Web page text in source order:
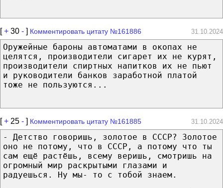
[+ 30 - ] Комментировать цитату №161886 31.10.2024
Оружейные бароны автоматами в окопах не
целятся, производители сигарет их не курят,
производители спиртных напитков их не пьют
и руководители банков заработной платой
тоже не пользуются...
[+ 25 - ] Комментировать цитату №161885 31.10.2024
- Детство говоришь, золотое в СССР? Золотое
оно не потому, что в СССР, а потому что ты
сам ещё растёшь, всему веришь, смотришь на
огромный мир раскрытыми глазами и
радуешься. Ну мы- то с тобой знаем.